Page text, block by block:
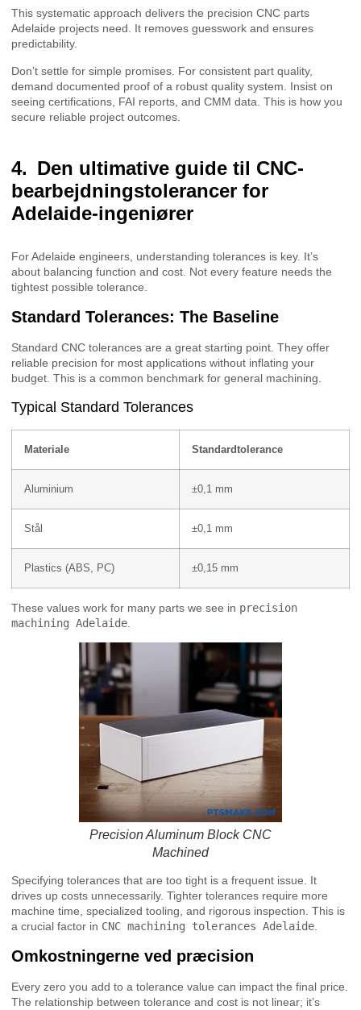
This systematic approach delivers the precision CNC parts
Adelaide projects need. It removes guesswork and ensures
predictability.
Don’t settle for simple promises. For consistent part quality,
demand documented proof of a robust quality system. Insist on
seeing certifications, FAI reports, and CMM data. This is how you
secure reliable project outcomes.
Den ultimative guide til CNC-
bearbejdningstolerancer for
Adelaide-ingeniører
For Adelaide engineers, understanding tolerances is key. It’s
about balancing function and cost. Not every feature needs the
tightest possible tolerance.
Standard Tolerances: The Baseline
Standard CNC tolerances are a great starting point. They offer
reliable precision for most applications without inflating your
budget. This is a common benchmark for general machining.
Typical Standard Tolerances
Materiale Standardtolerance
Aluminium ±0,1 mm
Stål ±0,1 mm
Plastics (ABS, PC) ±0,15 mm
These values work for many parts we see in precision
machining Adelaide
Precision Aluminum Block CNC
Machined
Specifying tolerances that are too tight is a frequent issue. It
drives up costs unnecessarily. Tighter tolerances require more
machine time, specialized tooling, and rigorous inspection. This is
a crucial factor in CNC machining tolerances Adelaide
Omkostningerne ved præcision
Every zero you add to a tolerance value can impact the final price.
The relationship between tolerance and cost is not linear; it’s